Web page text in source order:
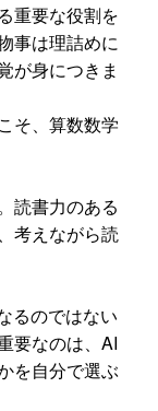
重要な役割を
事は理詰めに
が身につきま
そ、算数数学
読書力のある
考えながら読
るのではない
要なのは、AI
を自分で選ぶ